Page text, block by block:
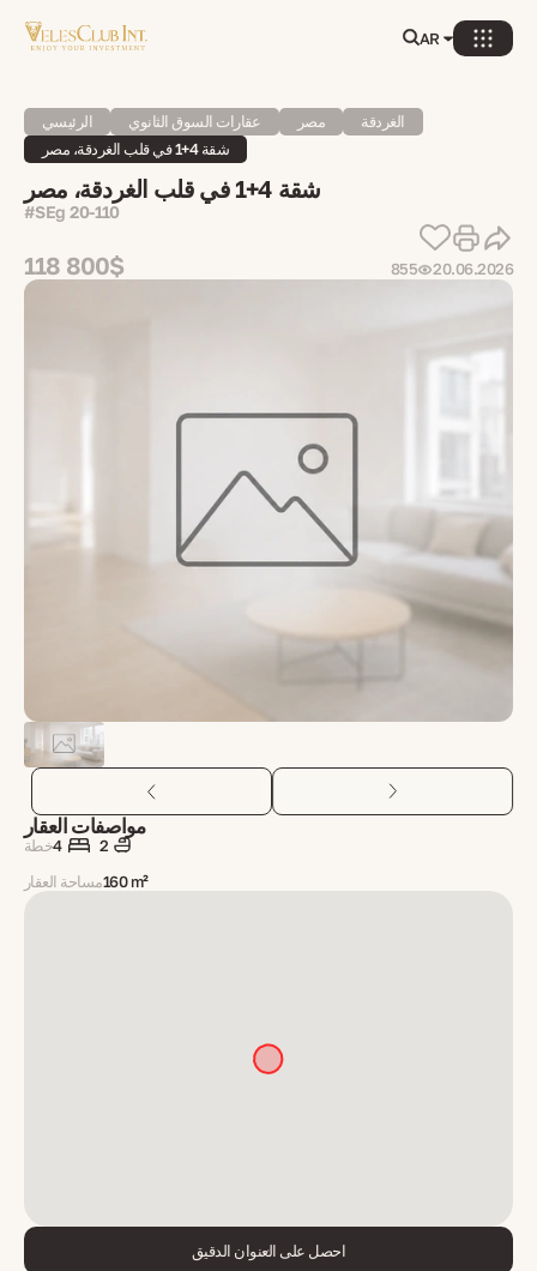
AR
الرئيسي عقارات السوق الثانوي مصر
الغردقة
شقة 4+1 في قلب الغردقة، مصر
شقة 4+1 في قلب الغردقة، مصر
#SEg 20-110
118 800$ 855 20.06.2026
مواصفات العقار
خطة4
2
مساحة العقار160 m²
احصل على العنوان الدقيق